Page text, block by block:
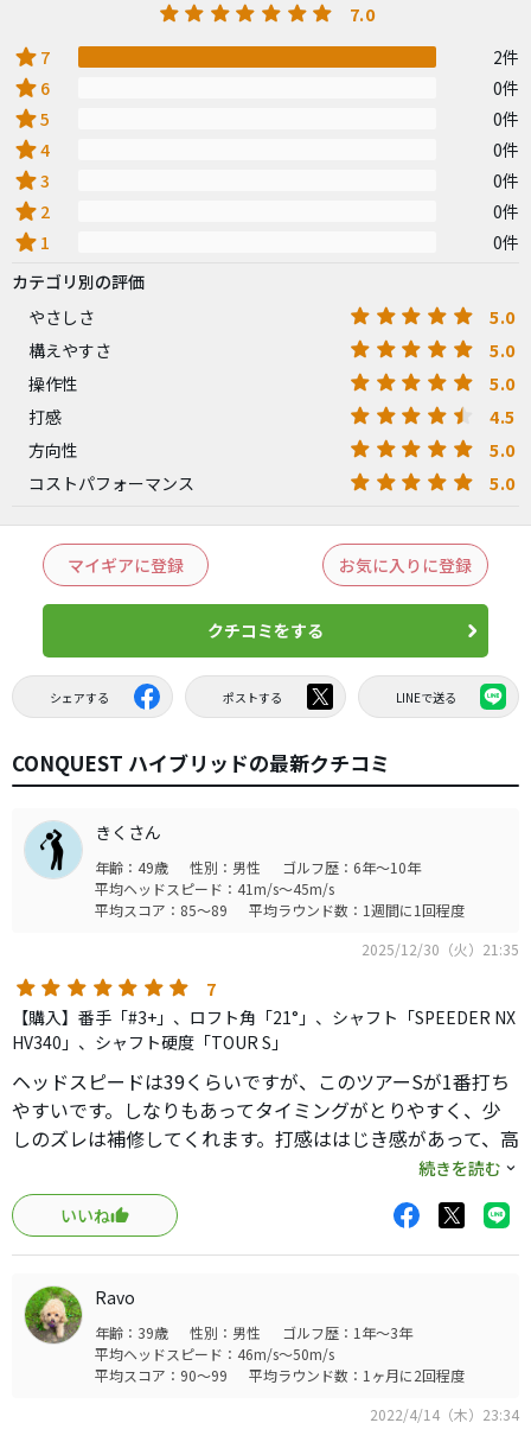
7.0
star 7 2件
star 6 0件
star5 0件
star4 0件
star3 0件
star 2 0件
star 1
0件
カテゴリ別の評価
やさしさ
5.0
構えやすさ 5.0
操作性 5.0
打感 4.5
方向性 5.0
コストパフォーマンス 5.0
マイギアに登録 お気に入りに登録
クチコミをする
シェアする ポストする LINEで送る
CONQUEST ハイブリッドの最新クチコミ
きくさん
年齢：49歳 性別：男性
ゴルフ歴：6年～10年
平均ヘッドスピード：41m/s～45m/s
平均スコア：85～89
平均ラウンド数：1週間に1回程度
2025/12/30（火）21:35
7
【購入】番手「#3+」、ロフト角「21°」、シャフト「SPEEDER NX
HV340」、シャフト硬度「TOUR S」
ヘッドスピードは39くらいですが、このツアーSが1番打ち
やすいです。しなりもあってタイミングがとりやすく、少
しのズレは補修してくれます。打感ははじき感があって、高
さもでるし、スピンも入る。つかまりもちょうどよくて変
につかまったりしません。ほんとに使えるユーティリティ
です。新品は高いですが、中古になると手頃になってて、シ
ャフトも高性能。有名メーカーのユーティリティ多々あり
ますが、へんなシャフトばかりいれるのやめてほしいで
す。あきらかに買い替えをさせたいのみえみえ。ゴルフ業
界には申し訳ないですが、クラブを買い替えまくって結論
は新品クラブは買ってはだめ。高い買物を失敗するだけで
続きを読む
いいね
Ravo
年齢：39歳 性別：男性
ゴルフ歴：1年～3年
平均ヘッドスピード：46m/s～50m/s
平均スコア：90～99
平均ラウンド数：1ヶ月に2回程度
2022/4/14（木）23:34